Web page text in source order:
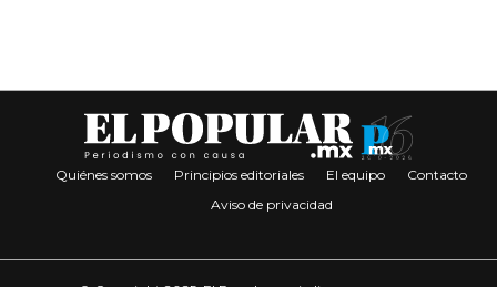
Quiénes somos Principios editoriales El equipo
Contacto
Aviso de privacidad